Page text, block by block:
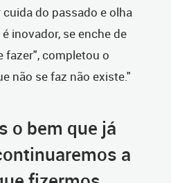
do passado e olha
inovador, se enche de
fazer", completou o
não se faz não existe."
o bem que já
a